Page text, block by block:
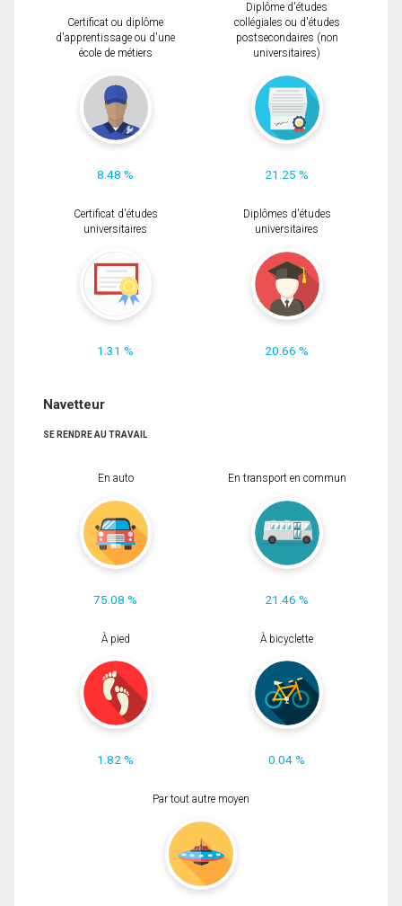
Certificat ou diplôme
d'apprentissage ou d'une
école de métiers
8.48 %
Diplôme d'études
collégiales ou d'études
postsecondaires (non
universitaires)
21.25 %
Certificat d'études
universitaires
1.31 %
Diplômes d'études
universitaires
20.66 %
Navetteur
SE RENDRE AU TRAVAIL
En auto
75.08 %
En transport en commun
21.46 %
À pied
1.82 %
À bicyclette
0.04 %
Par tout autre moyen